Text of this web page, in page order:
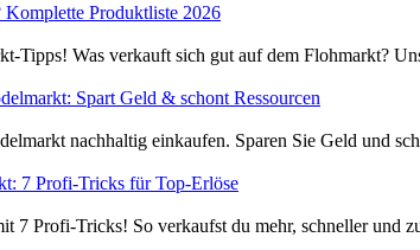
Produktliste 2026
Tipps! Was verkauft sich gut auf dem Flohmarkt?
Spart Geld & schont Ressourcen
nachhaltig einkaufen. Sparen Sie Geld und
7 Profi-Tricks für Top-Erlöse
7 Profi-Tricks! So verkaufst du mehr, schneller und